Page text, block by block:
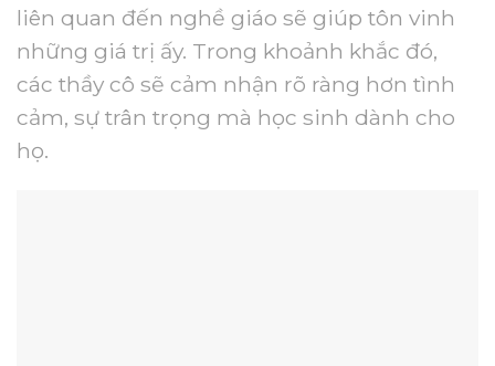
liên quan đến nghề giáo sẽ giúp tôn vinh
những giá trị ấy. Trong khoảnh khắc đó,
các thầy cô sẽ cảm nhận rõ ràng hơn tình
cảm, sự trân trọng mà học sinh dành cho
họ.